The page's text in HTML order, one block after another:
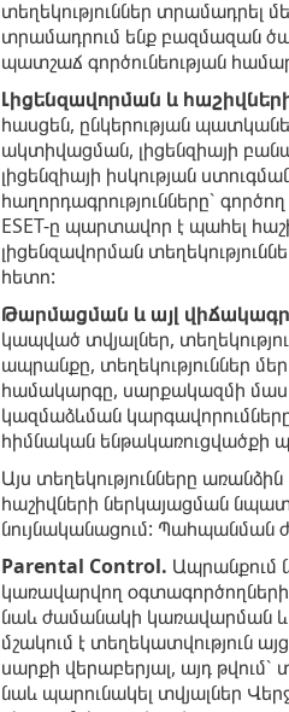
տեղեկություններ տրամադրել
տրամադրում ենք բազմազան
պատշաճ գործունեության
Լիցենզավորման և
հասցեն, ընկերության
ակտիվացման, լիցենզիայի
լիցենզիայի իսկության
հաղորդագրությունները՝
ESET-ը պարտավոր է պահել
լիցենզավորման
հետո:
Թարմացման և այլ
կապված տվյալներ,
ապրանքը, տեղեկություններ
համակարգը, սարքակազմի
կազմաձևման
հիմնական
Այս տեղեկությունները
հաշիվների ներկայացման
նույնականացում: Պահպանման
Parental Control. Ապրանքում
կառավարվող օգտագործողների
նաև ժամանակի կառավարման և
մշակում է տեղեկատվություն
սարքի վերաբերյալ, այդ
նաև պարունակել տվյալներ